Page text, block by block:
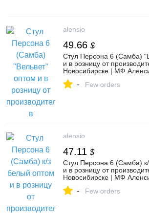
alensio
49.66 $
Стул Персона 6 (Самба)
и в розницу от
Новосибирске | МФ
- Few orders
alensio
47.11 $
Стул Персона 6 (Самба)
и в розницу от
Новосибирске | МФ
- Few orders